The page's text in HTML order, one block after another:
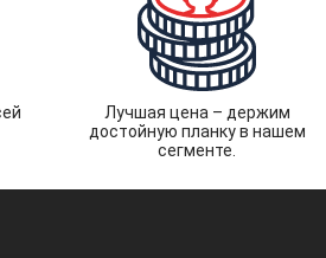
Лучшая цена – держим
достойную планку в нашем
сегменте.